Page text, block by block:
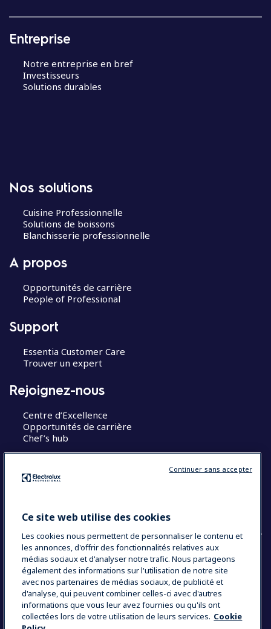
Entreprise
Notre entreprise en bref
Investisseurs
Solutions durables
Nos solutions
Cuisine Professionnelle
Solutions de boissons
Blanchisserie professionnelle
A propos
Opportunités de carrière
People of Professional
Support
Essentia Customer Care
Trouver un expert
Rejoignez-nous
Centre d’Excellence
Opportunités de carrière
Chef’s hub
COUNTRY AND LANGUAGE
VOTRE SÉLECTION : FRANCE
Ce site web utilise des cookies
Les cookies nous permettent de personnaliser le contenu et
les annonces, d'offrir des fonctionnalités relatives aux
médias sociaux et d'analyser notre trafic. Nous partageons
également des informations sur l'utilisation de notre site
avec nos partenaires de médias sociaux, de publicité et
d'analyse, qui peuvent combiner celles-ci avec d'autres
informations que vous leur avez fournies ou qu'ils ont
collectées lors de votre utilisation de leurs services. Cookie
Continuer sans accepter